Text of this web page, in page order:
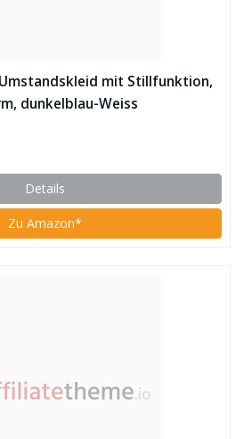
mit Stillfunktion,
dunkelblau-Weiss
Details
Zu Amazon*